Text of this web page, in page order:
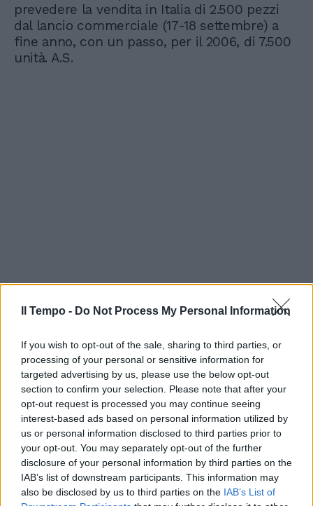
Il Tempo - Do Not Process My Personal Information
If you wish to opt-out of the sale, sharing to third parties, or
processing of your personal or sensitive information for
targeted advertising by us, please use the below opt-out
section to confirm your selection. Please note that after your
opt-out request is processed you may continue seeing
interest-based ads based on personal information utilized by
us or personal information disclosed to third parties prior to
your opt-out. You may separately opt-out of the further
disclosure of your personal information by third parties on the
IAB’s list of downstream participants. This information may
also be disclosed by us to third parties on the IAB’s List of
prevedere la vendita in Italia di 2.500 pezzi
dal lancio commerciale (17-18 settembre) a
fine anno, con un passo, per il 2006, di 7.500
unità. A.S.
In evidenza